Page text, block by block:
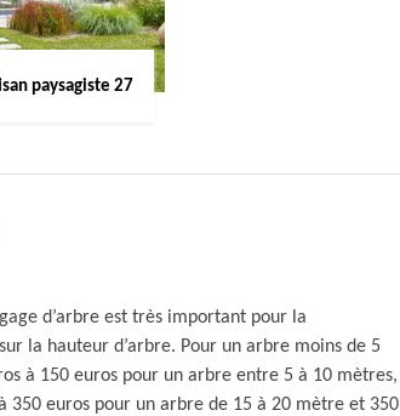
paysagiste 27
d’arbre est très important pour la
la hauteur d’arbre. Pour un arbre moins de 5
à 150 euros pour un arbre entre 5 à 10 mètres,
350 euros pour un arbre de 15 à 20 mètre et 350